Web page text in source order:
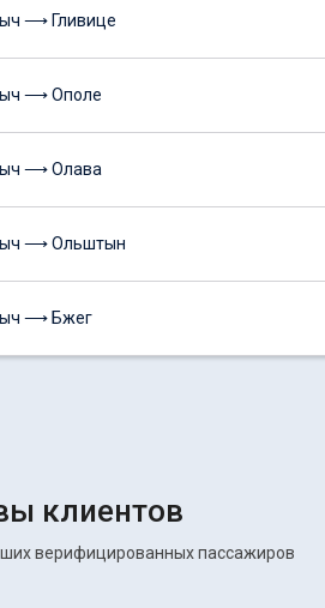
⟶ Гливице
⟶ Ополе
⟶ Олава
⟶ Ольштын
⟶ Бжег
клиентов
верифицированных пассажиров